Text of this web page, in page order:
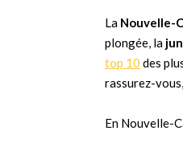
La Nouvelle-
plongée, la
top 10 des
rassurez-
En Nouvelle-